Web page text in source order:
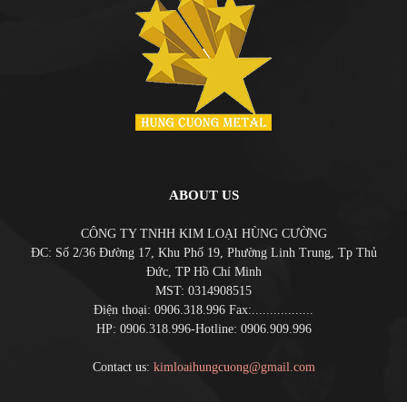
ABOUT US
CÔNG TY TNHH KIM LOẠI HÙNG CƯỜNG
ĐC: Số 2/36 Đường 17, Khu Phố 19, Phường Linh Trung, Tp Thủ
Đức, TP Hồ Chí Minh
MST: 0314908515
Điện thoại: 0906.318.996 Fax:.................
HP: 0906.318.996-Hotline: 0906.909.996
Contact us: kimloaihungcuong@gmail.com